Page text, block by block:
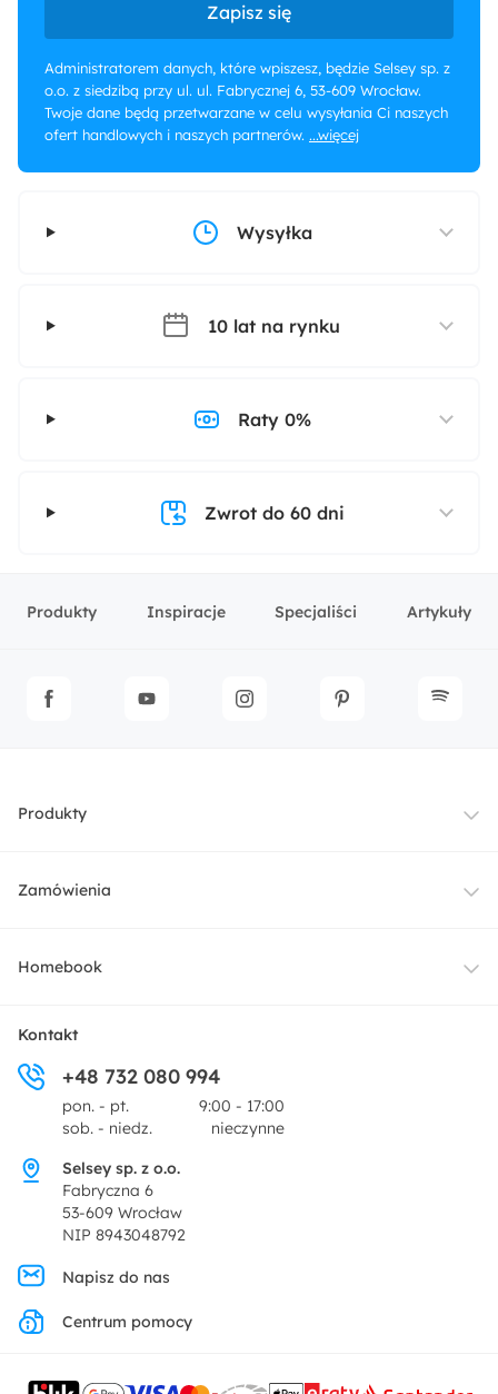
Zapisz się
Administratorem danych, które wpiszesz, będzie Selsey sp. z
o.o. z siedzibą przy ul. ul. Fabrycznej 6, 53-609 Wrocław.
Twoje dane będą przetwarzane w celu wysyłania Ci naszych
ofert handlowych i naszych partnerów. ...więcej
Wysyłka
10 lat na rynku
Raty 0%
Zwrot do 60 dni
Produkty Inspiracje Specjaliści Artykuły
Produkty
Meble
Dekoracje i akcesoria
Promocje
Zamówienia
Dostawa
Zwroty
Pytania i odpowiedzi
Homebook
O nas
Centrum prasowe
Regulamin
Polityka prywatności
Ustawienia prywatności
Kontakt
Kontakt
+48 732 080 994
pon. - pt.
9:00 - 17:00
sob. - niedz.
nieczynne
Selsey sp. z o.o.
Fabryczna 6
53-609 Wrocław
NIP 8943048792
Napisz do nas
Centrum pomocy